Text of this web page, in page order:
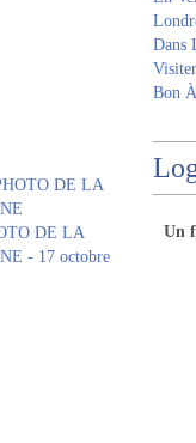
DE LA
- 17 octobre
Dans
Bon
Un